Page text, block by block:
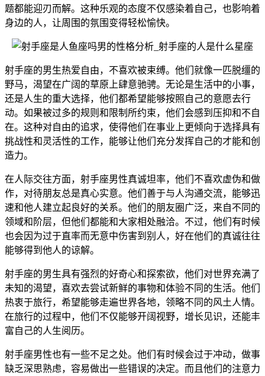
题都能迎刃而解。这种乐观的态度不仅感染着自己，也影响着
身边的人，让周围的氛围变得轻松愉快。
射手座的男生热爱自由，不喜欢被束缚。他们就像一匹脱缰的
野马，渴望在广阔的草原上肆意驰骋。无论是生活中的小事，
还是人生的重大选择，他们都希望能够按照自己的意愿去行
动。如果被过多的规则和限制所约束，他们会感到压抑和不自
在。这种对自由的追求，使得他们在事业上更倾向于选择具有
挑战性和灵活性的工作，能够让他们充分发挥自己的才能和创
造力。
在人际交往方面，射手座男性真诚坦率，他们不喜欢虚伪和做
作，对待朋友总是真心实意。他们善于与人沟通交流，能够迅
速和他人建立起良好的关系。他们的朋友圈广泛，来自不同的
领域和阶层，但他们都能和大家相处融洽。不过，他们有时候
也会因为过于直率而无意中伤害到别人，好在他们的真诚往往
能够得到他人的谅解。
射手座的男生具有强烈的好奇心和探索欲，他们对世界充满了
未知的渴望，喜欢去尝试新鲜的事物和体验不同的生活。他们
热衷于旅行，希望能够走遍世界各地，领略不同的风土人情。
在旅行的过程中，他们不仅能够开阔视野，增长见识，还能丰
富自己的人生阅历。
射手座男性也有一些不足之处。他们有时候会过于冲动，做事
缺乏深思熟虑，容易做出一些错误的决定。而且他们的注意力